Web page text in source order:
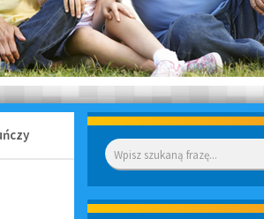
Wyszukiwarka